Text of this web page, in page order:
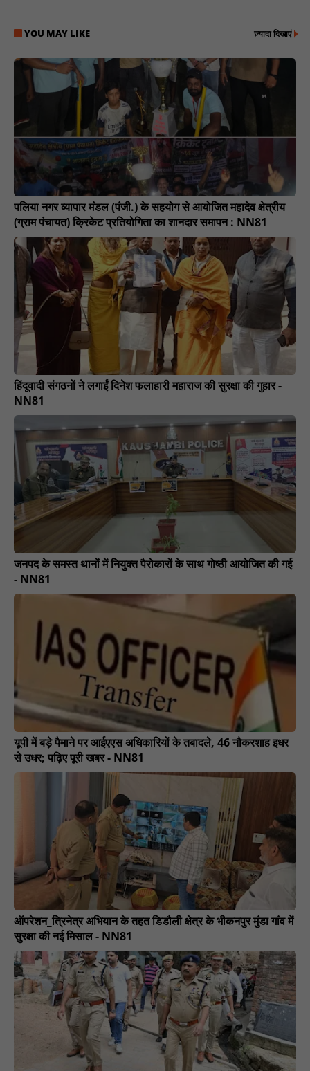
YOU MAY LIKE ज़्यादा दिखाएं
पलिया नगर व्यापार मंडल (पंजी.) के सहयोग से आयोजित महादेव क्षेत्रीय
(ग्राम पंचायत) क्रिकेट प्रतियोगिता का शानदार समापन : NN81
हिंदूवादी संगठनों ने लगाईं दिनेश फलाहारी महाराज की सुरक्षा की गुहार -
NN81
जनपद के समस्त थानों में नियुक्त पैरोकारों के साथ गोष्ठी आयोजित की गई
- NN81
यूपी में बड़े पैमाने पर आईएएस अधिकारियों के तबादले, 46 नौकरशाह इधर
से उधर; पढ़िए पूरी खबर - NN81
ऑपरेशन_त्रिनेत्र अभियान के तहत डिडौली क्षेत्र के भीकनपुर मुंडा गांव में
सुरक्षा की नई मिसाल - NN81